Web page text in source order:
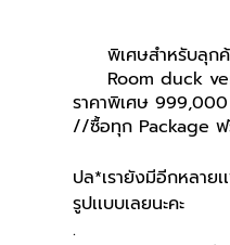
พิเศษสำหรับลุก
Room duck
ราคาพิเศษ
//ซื้อทุก Package ฟ
ปล*เรายังมีอีกหลาย
รูปเเบบเลยนะคะ
.